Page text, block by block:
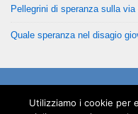
Pellegrini di speranza sulla via
Quale speranza nel disagio
Utilizziamo i cookie per